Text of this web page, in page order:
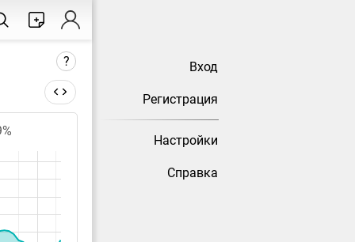
Вход
Регистрация
Настройки
Справка
?
за